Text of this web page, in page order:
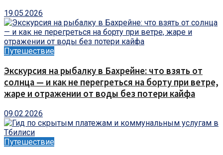
19.05.2026
Путешествие
Экскурсия на рыбалку в Бахрейне: что взять от
солнца — и как не перегреться на борту при ветре,
жаре и отражении от воды без потери кайфа
09.02.2026
Путешествие